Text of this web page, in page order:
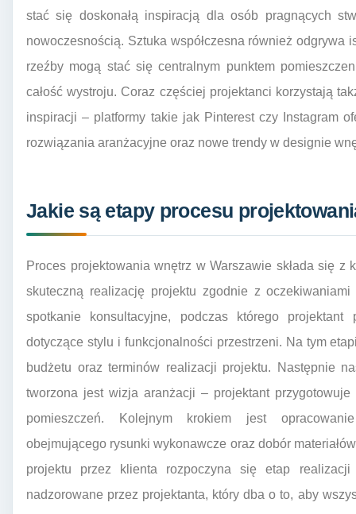
stać się doskonałą inspiracją dla osób pragnących
nowoczesnością. Sztuka współczesna również odgrywa
rzeźby mogą stać się centralnym punktem
całość wystroju. Coraz częściej projektanci korzystają
inspiracji – platformy takie jak Pinterest czy Instagram
rozwiązania aranżacyjne oraz nowe trendy w designie
Jakie są etapy procesu
Proces projektowania wnętrz w Warszawie składa się
skuteczną realizację projektu zgodnie z
spotkanie konsultacyjne, podczas którego
dotyczące stylu i funkcjonalności przestrzeni. Na tym
budżetu oraz terminów realizacji projektu. Następnie
tworzona jest wizja aranżacji – projektant
pomieszczeń. Kolejnym krokiem jest
obejmującego rysunki wykonawcze oraz dobór
projektu przez klienta rozpoczyna się etap
nadzorowane przez projektanta, który dba o to, aby